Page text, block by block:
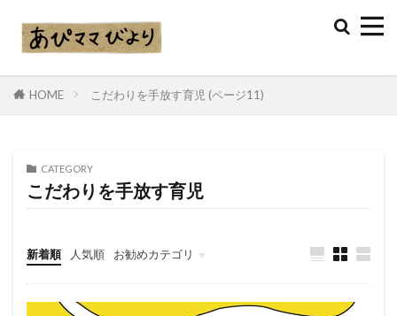
HOME こだわりを手放す育児 (ページ11)
CATEGORY
こだわりを手放す育児
新着順 人気順 お勧めカテゴリ